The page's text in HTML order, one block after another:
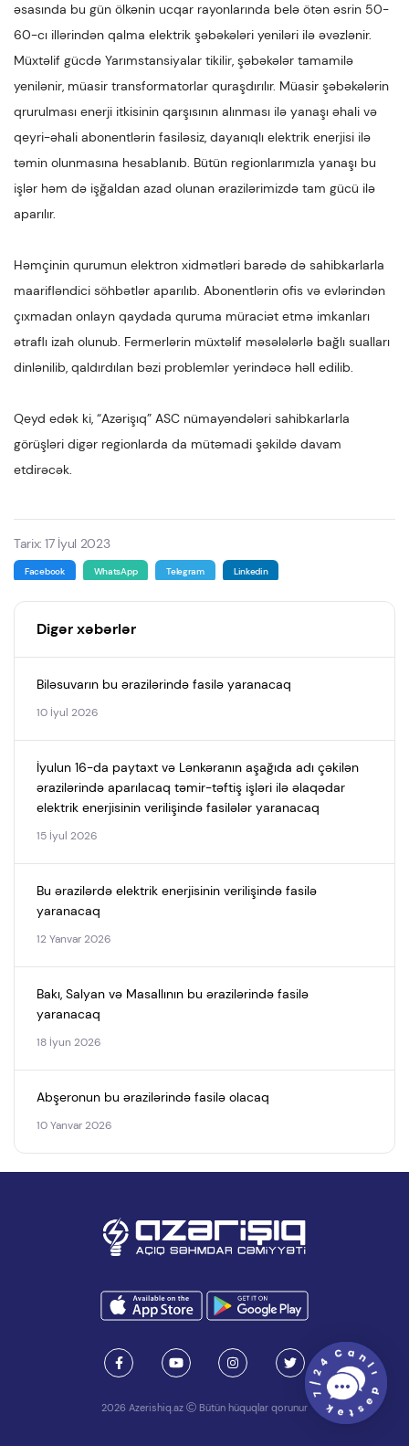
əsasında bu gün ölkənin ucqar rayonlarında belə ötən əsrin 50-
60-cı illərindən qalma elektrik şəbəkələri yeniləri ilə əvəzlənir.
Müxtəlif gücdə Yarımstansiyalar tikilir, şəbəkələr tamamilə
yenilənir, müasir transformatorlar quraşdırılır. Müasir şəbəkələrin
qrurulması enerji itkisinin qarşısının alınması ilə yanaşı əhali və
qeyri-əhali abonentlərin fasiləsiz, dayanıqlı elektrik enerjisi ilə
təmin olunmasına hesablanıb. Bütün regionlarımızla yanaşı bu
işlər həm də işğaldan azad olunan ərazilərimizdə tam gücü ilə
aparılır.
Həmçinin qurumun elektron xidmətləri barədə də sahibkarlarla
maarifləndici söhbətlər aparılıb. Abonentlərin ofis və evlərindən
çıxmadan onlayn qaydada quruma müraciət etmə imkanları
ətraflı izah olunub. Fermerlərin müxtəlif məsələlərlə bağlı sualları
dinlənilib, qaldırdılan bəzi problemlər yerindəcə həll edilib.
Qeyd edək ki, “Azərişıq” ASC nümayəndələri sahibkarlarla
görüşləri digər regionlarda da mütəmadi şəkildə davam
etdirəcək.
Tarix: 17 İyul 2023
Facebook WhatsApp Telegram Linkedin
Digər xəbərlər
Biləsuvarın bu ərazilərində fasilə yaranacaq
10 İyul 2026
İyulun 16-da paytaxt və Lənkəranın aşağıda adı çəkilən
ərazilərində aparılacaq təmir-təftiş işləri ilə əlaqədar
elektrik enerjisinin verilişində fasilələr yaranacaq
15 İyul 2026
Bu ərazilərdə elektrik enerjisinin verilişində fasilə
yaranacaq
12 Yanvar 2026
Bakı, Salyan və Masallının bu ərazilərində fasilə
yaranacaq
18 İyun 2026
Abşeronun bu ərazilərində fasilə olacaq
10 Yanvar 2026
2026 Azerishiq.az Bütün hüquqlar qorunur